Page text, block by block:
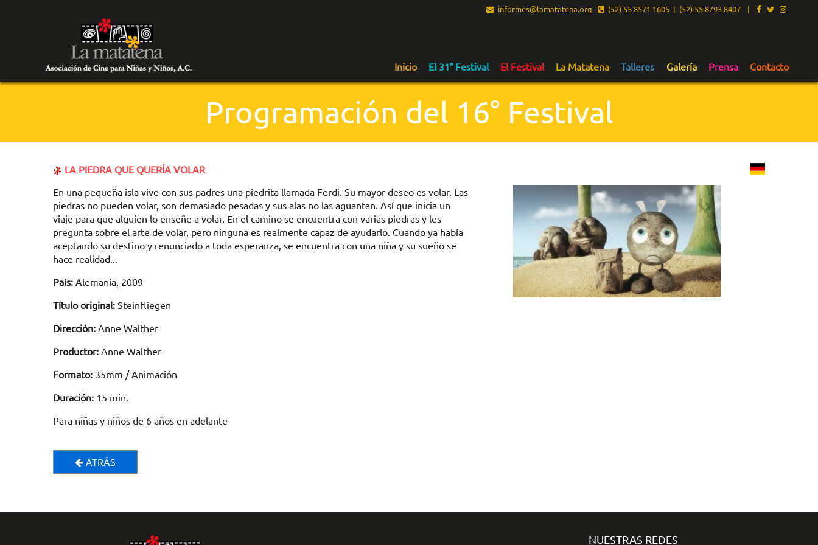
informes@lamatatena.org (52) 55 8571 1605 | (52) 55 8793 8407 |
Inicio El 31° Festival El Festival La Matatena Talleres Galería Prensa Contacto
Programación del 16° Festival
LA PIEDRA QUE QUERÍA VOLAR
En una pequeña isla vive con sus padres una piedrita llamada Ferdi. Su mayor deseo es volar. Las
piedras no pueden volar, son demasiado pesadas y sus alas no las aguantan. Así que inicia un
viaje para que alguien lo enseñe a volar. En el camino se encuentra con varias piedras y les
pregunta sobre el arte de volar, pero ninguna es realmente capaz de ayudarlo. Cuando ya había
aceptando su destino y renunciado a toda esperanza, se encuentra con una niña y su sueño se
hace realidad...
País: Alemania, 2009
Título original: Steinfliegen
Dirección: Anne Walther
Productor: Anne Walther
Formato: 35mm / Animación
Duración: 15 min.
Para niñas y niños de 6 años en adelante
ATRÁS
NUESTRAS REDES